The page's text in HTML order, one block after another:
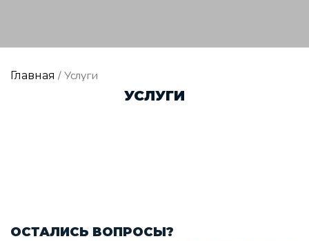
Главная / Услуги
УСЛУГИ
ОСТАЛИСЬ ВОПРОСЫ?